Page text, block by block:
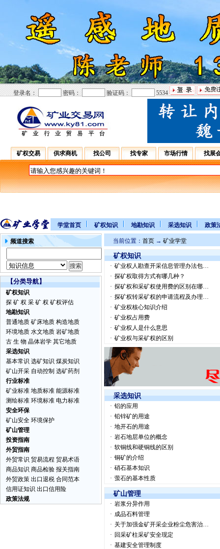
登录名： 密码： 验证码： 5534
矿权交易 供求商机 找公司 找专家 市场行情 找展
学堂首页 矿权知识 地勘知识 采选知识 政策
频道搜索
【分类导航】
矿权知识
探 矿 权 采 矿 权 矿权评估
地勘知识
普通地质 矿床地质 构造地质
环境地质 水文地质 岩矿地质
古 生 物 晶体岩学 其它地质
采选知识
基本常识 选矿知识 煤炭知识
矿山开采 自动控制 选矿药剂
行业标准
矿业标准 地质标准 能源标准
测绘标准 环境标准 电力标准
安全环保
矿山安全 环境保护
矿山管理
投资指南
外贸指南
外贸常识 贸易流程 贸易术语
商品知识 商品检验 报关指南
外贸政策 出口退税 合同范本
信用证知识 出口信用险
政策法规
当前位置： 首页 → 矿业学堂
矿权知识
· 矿业权人勘查开采信息管理办法包…
· 探矿权取得方式有哪几种？
· 探矿权和采矿权使用费的区别在哪…
· 探矿权转采矿权的申请流程及办理…
· 矿业权核心知识介绍
· 矿业权占用费
· 矿业权人是什么意思
· 矿业权与采矿权的区别
采选知识
· 铝的应用
· 铅锌矿的用途
· 地开石的用途
· 岩石地层单位的概念
· 软铜线和硬铜线的区别
· 铜矿的介绍
· 硝石基本知识
· 萤石的基本性质
矿山管理
· 岩浆分异作用
· 成品石料管理
· 关于加强金矿开采企业粉尘危害治…
· 回采矿柱采矿安全现定
· 基建安全管理制度